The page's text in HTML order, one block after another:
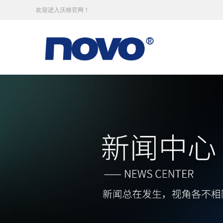
欢迎进入沃格官网！